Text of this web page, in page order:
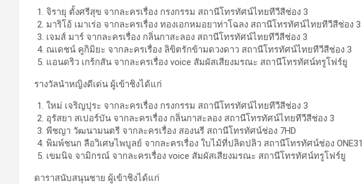
จิรายุ ตั้งศรีสุข จากละครเรื่อง กรงกรรม สถานีโทรทัศน์ไทยทีวีสีช่อง 3
มาริโอ้ เมาเร่อ จากละครเรื่อง ทองเอกหมอยาท่าโฉลง สถานีโทรทัศน์ไทยทีวีสีช่อง 3
เจมส์ มาร์ จากละครเรื่อง กลิ่นกาสะลอง สถานีโทรทัศน์ไทยทีวีสีช่อง 3
ณเดชน์ คูกิมิยะ จากละครเรื่อง ลิขิตรักข้ามดวงดาว สถานีโทรทัศน์ไทยทีวีสีช่อง 3
แอนดริว เกร้กสัน จากละครเรื่อง voice สัมผัสเสียงมรณะ สถานีโทรทัศน์ทรูโฟร์ยู
รางวัลนำหญิงดีเด่น ผู้เข้าชิงได้แก่
ใหม่ เจริญปุระ จากละครเรื่อง กรงกรรม สถานีโทรทัศน์ไทยทีวีสีช่อง 3
อุรัสยา สเปอร์บัน จากละครเรื่อง กลิ่นกาสะลอง สถานีโทรทัศน์ไทยทีวีสีช่อง 3
พีชญา วัฒนามนตรี จากละครเรื่อง สองนรี สถานีโทรทัศน์ช่อง 7HD
พิมพ์ชนก ลือวิเศษไพบูลย์ จากละครเรื่อง ใบไม้ที่ปลิดปลิว สถานีโทรทัศน์ช่อง ONE31
เขมนิจ จามิกรณ์ จากละครเรื่อง voice สัมผัสเสียงมรณะ สถานีโทรทัศน์ทรูโฟร์ยู
ดาราสนับสนุนชาย ผู้เข้าชิงได้แก่